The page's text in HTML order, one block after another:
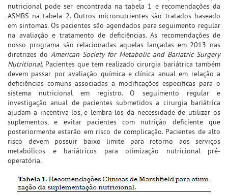
nutricional pode ser encontrada na tabela 1 e recomendações da
ASMBS na tabela 2. Outros micronutrientes são tratados baseado
em sintomas. Os pacientes são agendados para seguimento regular
na avaliação e tratamento de deficiências. As recomendações de
nosso programa são relacionadas aquelas lançadas em 2013 nas
diretrizes do American Society for Metabolic and Bariatric Surgery
Nutritional. Pacientes que tem realizado cirurgia bariátrica também
devem passar por avaliação química e clínica anual em relação a
deficiências comuns associadas a modificações especificas para o
sistema nutricional em registro. O seguimento regular e
investigação anual de pacientes submetidos a cirurgia bariátrica
ajudam a incentiva-los, e lembra-los da necessidade de utilizar os
suplementos, e evitar pacientes com nutrição deficiente que
posteriormente estarão em risco de complicação. Pacientes de alto
risco devem possuir baixo limite para retorno aos serviços
metabólicos e bariátricos para otimização nutricional pré-
operatória.